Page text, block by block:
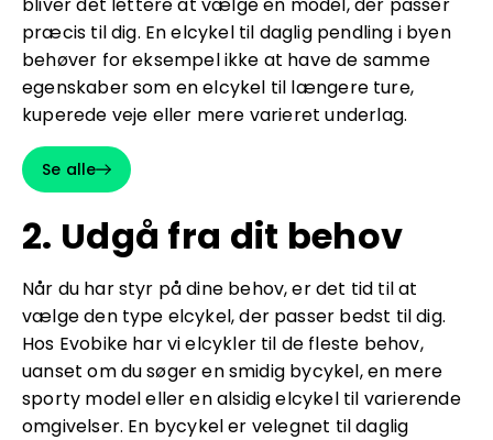
præcis til dig. En elcykel til daglig pendling i byen
behøver for eksempel ikke at have de samme
egenskaber som en elcykel til længere ture,
kuperede veje eller mere varieret underlag.
Se alle
2. Udgå fra dit behov
Når du har styr på dine behov, er det tid til at
vælge den type elcykel, der passer bedst til dig.
Hos Evobike har vi elcykler til de fleste behov,
uanset om du søger en smidig bycykel, en mere
sporty model eller en alsidig elcykel til varierende
omgivelser. En bycykel er velegnet til daglig